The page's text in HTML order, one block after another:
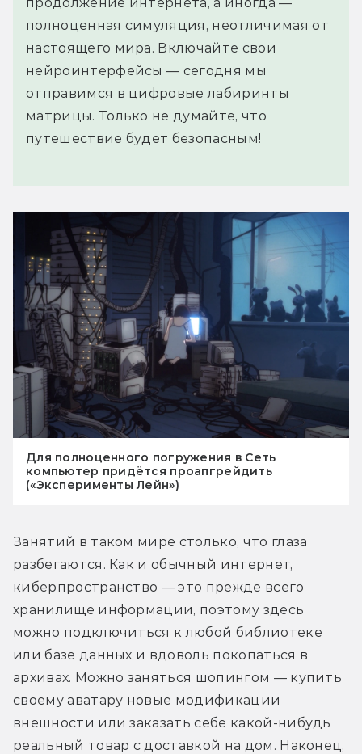
полноценная симуляция, неотличимая от
настоящего мира. Включайте свои
нейроинтерфейсы — сегодня мы
отправимся в цифровые лабиринты
матрицы. Только не думайте, что
путешествие будет безопасным!
Для полноценного погружения в Сеть
компьютер придётся проапгрейдить
(«Эксперименты Лейн»)
Занятий в таком мире столько, что глаза
разбегаются. Как и обычный интернет,
киберпространство — это прежде всего
хранилище информации, поэтому здесь
можно подключиться к любой библиотеке
или базе данных и вдоволь покопаться в
архивах. Можно заняться шопингом — купить
своему аватару новые модификации
внешности или заказать себе какой-нибудь
реальный товар с доставкой на дом. Наконец,